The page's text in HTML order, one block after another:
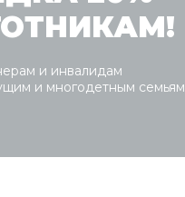
и инвалидам
и многодетным семьям